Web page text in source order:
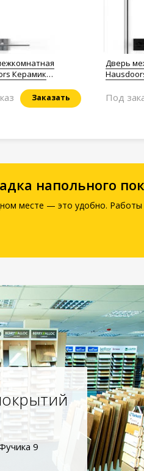
Керамик
Заказать
Дверь
Под
напольного
месте — это удобно. Работы
9